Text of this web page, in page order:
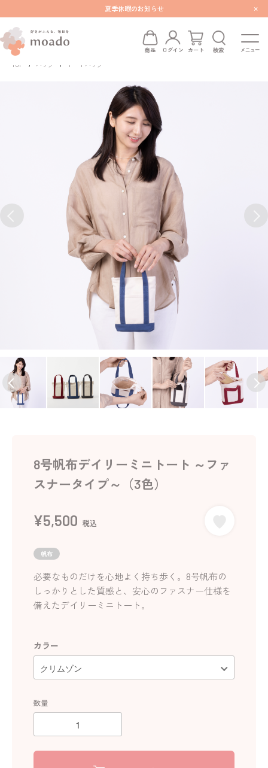
夏季休暇のお知らせ ×
商品 ログイン カート 検索
TOP バッグ トートバッグ
8号帆布デイリーミニトート ～ファ
スナータイプ～（3色）
¥5,500 税込
帆布
必要なものだけを心地よく持ち歩く。8号帆布の
しっかりとした質感と、安心のファスナー仕様を
備えたデイリーミニトート。
カラー
数量